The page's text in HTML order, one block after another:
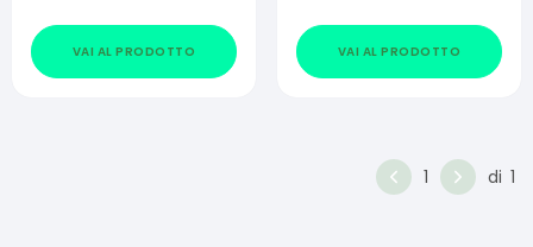
VAI AL PRODOTTO VAI AL PRODOTTO
1 di 1